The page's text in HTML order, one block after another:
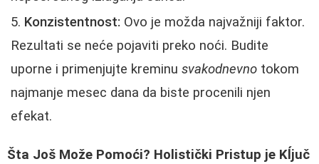
Konzistentnost: Ovo je možda najvažniji faktor.
Rezultati se neće pojaviti preko noći. Budite
uporne i primenjujte kreminu svakodnevno tokom
najmanje mesec dana da biste procenili njen
efekat.
Šta Još Može Pomoći? Holistički Pristup je Kĺjuč